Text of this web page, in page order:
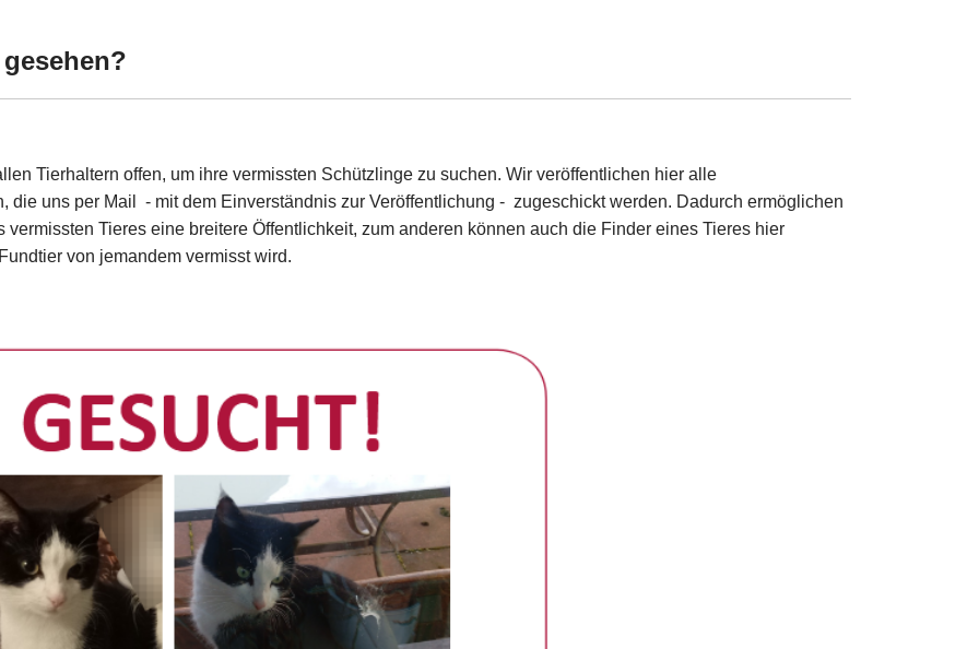
Tierhaltern offen, um ihre vermissten Schützlinge zu suchen. Wir veröffentlichen hier alle
die uns per Mail - mit dem Einverständnis zur Veröffentlichung - zugeschickt werden. Dadurch ermöglichen
vermissten Tieres eine breitere Öffentlichkeit, zum anderen können auch die Finder eines Tieres hier
von jemandem vermisst wird.